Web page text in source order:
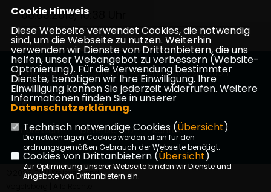
08.03.2019, 10:38 Uhr
Vogelsbergkreis Politische Partei Kreistagsfraktion
Impressum Datenschutz Kontakt
©2026 CDU Kreisverband
Cookie Hinweis
Diese Webseite verwendet Cookies, die notwendig
sind, um die Webseite zu nutzen. Weiterhin
verwenden wir Dienste von Drittanbietern, die uns
helfen, unser Webangebot zu verbessern (Website-
Optmierung). Für die Verwendung bestimmter
Dienste, benötigen wir Ihre Einwilligung. Ihre
Einwilligung können Sie jederzeit widerrufen. Weitere
Informationen finden Sie in unserer
Datenschutzerklärung.
Technisch notwendige Cookies (Übersicht)
Die notwendigen Cookies werden allein für den
ordnungsgemäßen Gebrauch der Webseite benötigt.
Cookies von Drittanbietern (Übersicht)
Zur Optimierung unserer Webseite binden wir Dienste und
Angebote von Drittanbietern ein.